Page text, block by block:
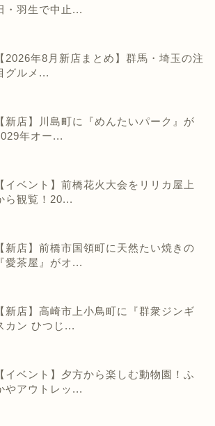
・羽生で中止...
【2026年8月新店まとめ】群馬・埼玉の注
グルメ...
【新店】川島町に『めんたいパーク』が
年オー...
【イベント】前橋花火大会をリリカ屋上
ら観覧！20...
【新店】前橋市国領町に天然たい焼きの
『愛茶屋』がオ...
【新店】高崎市上小鳥町に『群衆ジンギ
カン ひつじ...
【イベント】夕方から楽しむ動物園！ふ
やアウトレッ...